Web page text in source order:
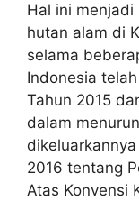
Hal ini
hutan alam di
selama
Indonesia
Tahun 2015
dalam
2016 tentang
Atas Konvensi